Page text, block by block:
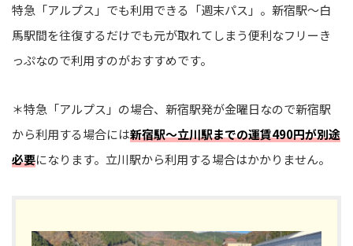
特急「アルプス」でも利用できる「週末パス」。新宿駅〜白
馬駅間を往復するだけでも元が取れてしまう便利なフリーき
っぷなので利用すのがおすすめです。
＊特急「アルプス」の場合、新宿駅発が金曜日なので新宿駅
から利用する場合には新宿駅〜立川駅までの運賃490円が別途
必要になります。立川駅から利用する場合はかかりません。